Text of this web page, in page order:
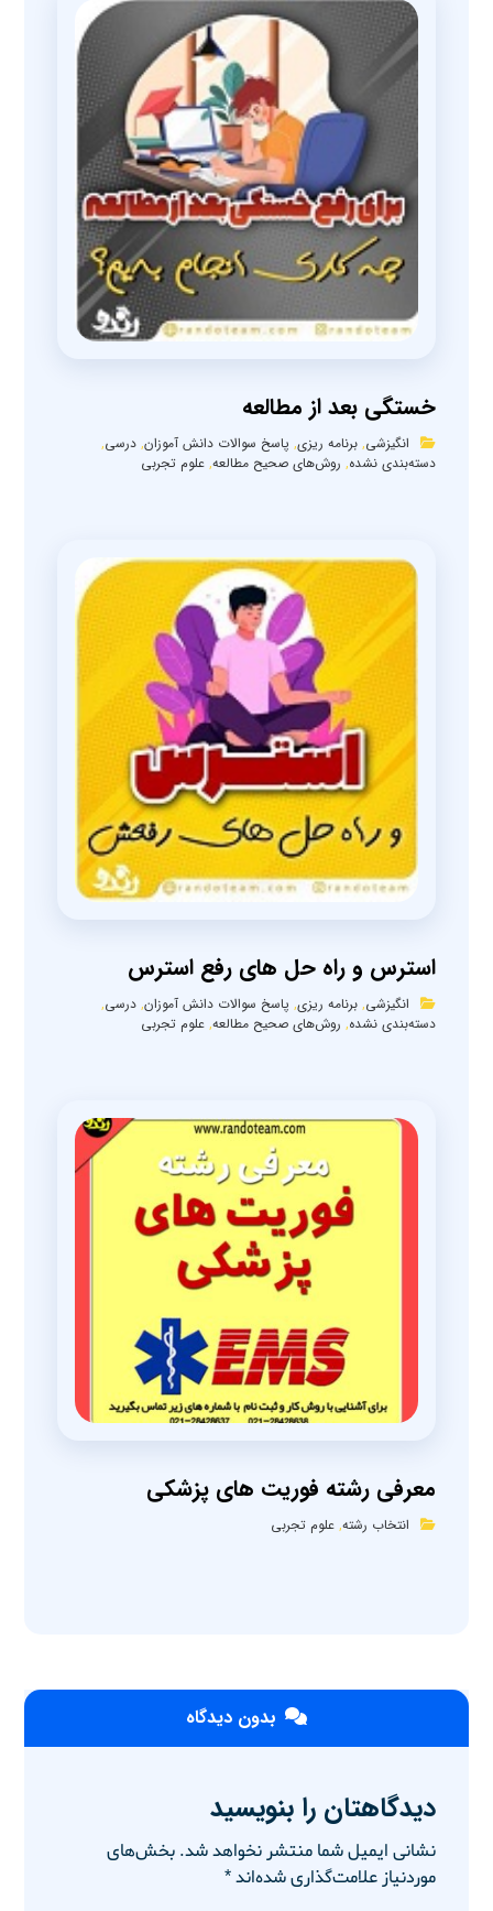
خستگی بعد از مطالعه
انگیزشی,برنامه ریزی, پاسخ سوالات دانش آموزان,درسی,
دسته‌بندی نشده, روش‌های صحیح مطالعه,علوم تجربی
استرس و راه حل های رفع استرس
انگیزشی,برنامه ریزی, پاسخ سوالات دانش آموزان,درسی,
دسته‌بندی نشده, روش‌های صحیح مطالعه,علوم تجربی
معرفی رشته فوریت های پزشکی
انتخاب رشته,علوم تجربی
بدون دیدگاه
دیدگاهتان را بنویسید
نشانی ایمیل شما منتشر نخواهد شد. بخش‌های
موردنیاز علامت‌گذاری شده‌اند*